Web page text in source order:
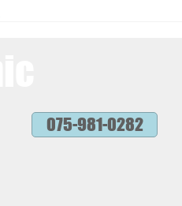
075-981-0282